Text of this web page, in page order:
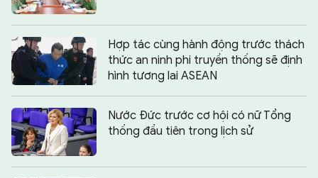
Hợp tác cùng hành động trước thách
thức an ninh phi truyền thống sẽ định
hình tương lai ASEAN
Nước Đức trước cơ hội có nữ Tổng
thống đầu tiên trong lịch sử